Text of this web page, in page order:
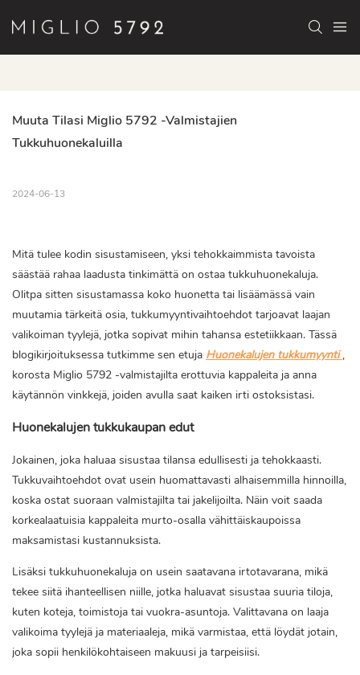
Muuta Tilasi Miglio 5792 -valmistajien
Tukkuhuonekaluilla
2024-06-13
Mitä tulee kodin sisustamiseen, yksi tehokkaimmista tavoista
säästää rahaa laadusta tinkimättä on ostaa tukkuhuonekaluja.
Olitpa sitten sisustamassa koko huonetta tai lisäämässä vain
muutamia tärkeitä osia, tukkumyyntivaihtoehdot tarjoavat laajan
valikoiman tyylejä, jotka sopivat mihin tahansa estetiikkaan. Tässä
blogikirjoituksessa tutkimme sen etuja Huonekalujen tukkumyynti,
korosta Miglio 5792 -valmistajilta erottuvia kappaleita ja anna
käytännön vinkkejä, joiden avulla saat kaiken irti ostoksistasi.
Huonekalujen tukkukaupan edut
Jokainen, joka haluaa sisustaa tilansa edullisesti ja tehokkaasti.
Tukkuvaihtoehdot ovat usein huomattavasti alhaisemmilla hinnoilla,
koska ostat suoraan valmistajilta tai jakelijoilta. Näin voit saada
korkealaatuisia kappaleita murto-osalla vähittäiskaupoissa
maksamistasi kustannuksista.
Lisäksi tukkuhuonekaluja on usein saatavana irtotavarana, mikä
tekee siitä ihanteellisen niille, jotka haluavat sisustaa suuria tiloja,
kuten koteja, toimistoja tai vuokra-asuntoja. Valittavana on laaja
valikoima tyylejä ja materiaaleja, mikä varmistaa, että löydät jotain,
joka sopii henkilökohtaiseen makuusi ja tarpeisiisi.